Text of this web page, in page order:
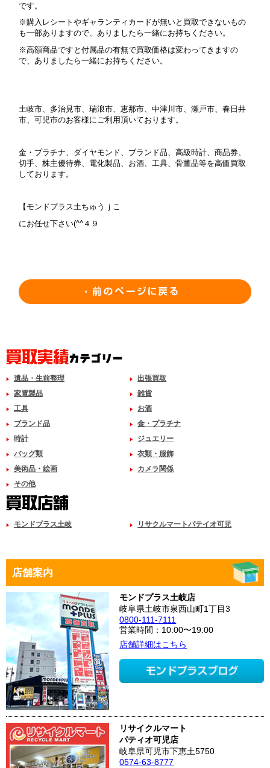
です。
※購入レシートやギャランティカードが無いと買取できないもの
も一部ありますので、ありましたら一緒にお持ちください。
※高額商品ですと付属品の有無で買取価格は変わってきますの
で、ありましたら一緒にお持ちください。
土岐市、多治見市、瑞浪市、恵那市、中津川市、瀬戸市、春日井
市、可児市のお客様にご利用頂いております。
金・プラチナ、ダイヤモンド、ブランド品、高級時計、商品券、
切手、株主優待券、電化製品、お酒、工具、骨董品等を高価買取
しております。
【モンドプラス土ちゅうｊこ
にお任せ下さい(^^４９
遺品・生前整理
出張買取
家電製品
雑貨
工具
お酒
ブランド品
金・プラチナ
時計
ジュエリー
バッグ類
衣類・服飾
美術品・絵画
カメラ関係
その他
モンドプラス土岐 リサクルマートパテイオ可児
店舗案内
モンドプラス土岐店
岐阜県土岐市泉西山町1丁目3
0800-111-7111
営業時間：10:00〜19:00
店舗詳細はこちら
リサイクルマート
パティオ可児店
岐阜県可児市下恵土5750
0574-63-8777